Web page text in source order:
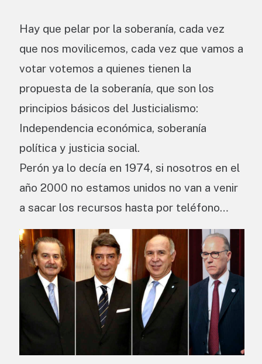
Hay que pelar por la soberanía, cada vez
que nos movilicemos, cada vez que vamos a
votar votemos a quienes tienen la
propuesta de la soberanía, que son los
principios básicos del Justicialismo:
Independencia económica, soberanía
política y justicia social.
Perón ya lo decía en 1974, si nosotros en el
año 2000 no estamos unidos no van a venir
a sacar los recursos hasta por teléfono…